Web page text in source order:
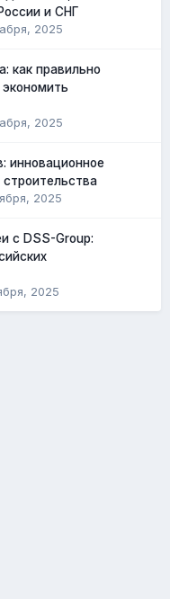
и СНГ
2025
как правильно
2025
инновационное
2025
с DSS-Group:
2025